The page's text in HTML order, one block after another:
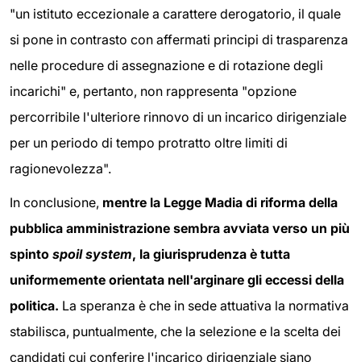
"un istituto eccezionale a carattere derogatorio, il quale
si pone in contrasto con affermati principi di trasparenza
nelle procedure di assegnazione e di rotazione degli
incarichi" e, pertanto, non rappresenta "opzione
percorribile l'ulteriore rinnovo di un incarico dirigenziale
per un periodo di tempo protratto oltre limiti di
ragionevolezza".
In conclusione, mentre la Legge Madia di riforma della
pubblica amministrazione sembra avviata verso un più
spinto spoil system, la giurisprudenza è tutta
uniformemente orientata nell'arginare gli eccessi della
politica. La speranza è che in sede attuativa la normativa
stabilisca, puntualmente, che la selezione e la scelta dei
candidati cui conferire l'incarico dirigenziale siano